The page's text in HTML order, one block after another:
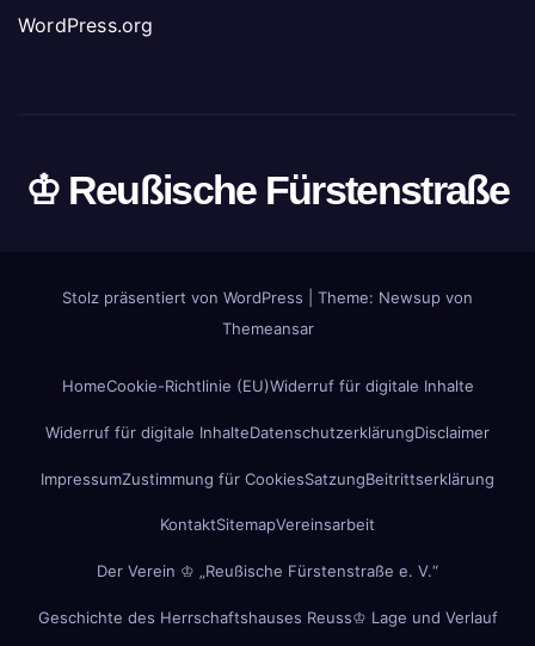
WordPress.org
♔ Reußische Fürstenstraße
Stolz präsentiert von WordPress
Theme: Newsup von
Themeansar
HomeCookie-Richtlinie (EU)Widerruf für digitale Inhalte
Widerruf für digitale InhalteDatenschutzerklärungDisclaimer
ImpressumZustimmung für CookiesSatzungBeitrittserklärung
KontaktSitemapVereinsarbeit
Der Verein ♔ „Reußische Fürstenstraße e. V.“
Geschichte des Herrschaftshauses Reuss♔ Lage und Verlauf